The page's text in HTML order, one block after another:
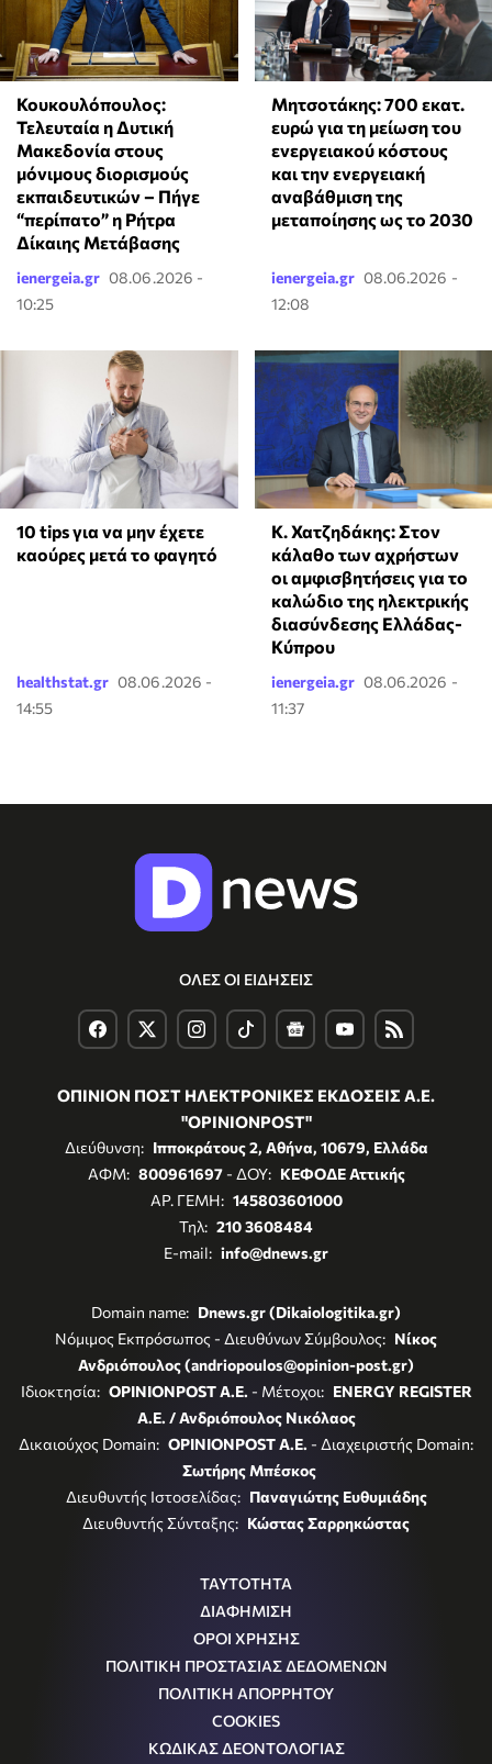
Κουκουλόπουλος:
Τελευταία η Δυτική
Μακεδονία στους
μόνιμους διορισμούς
εκπαιδευτικών – Πήγε
“περίπατο” η Ρήτρα
Δίκαιης Μετάβασης
ienergeia.gr 08.06.2026 -
10:25
Μητσοτάκης: 700 εκατ.
ευρώ για τη μείωση του
ενεργειακού κόστους
και την ενεργειακή
αναβάθμιση της
μεταποίησης ως το 2030
ienergeia.gr 08.06.2026 -
12:08
10 tips για να μην έχετε
καούρες μετά το φαγητό
healthstat.gr 08.06.2026 -
14:55
Κ. Χατζηδάκης: Στον
κάλαθο των αχρήστων
οι αμφισβητήσεις για το
καλώδιο της ηλεκτρικής
διασύνδεσης Ελλάδας-
Κύπρου
ienergeia.gr 08.06.2026 -
11:37
ΟΛΕΣ ΟΙ ΕΙΔΗΣΕΙΣ
ΟΠΙΝΙΟΝ ΠΟΣΤ ΗΛΕΚΤΡΟΝΙΚΕΣ ΕΚΔΟΣΕΙΣ Α.Ε.
"OPINIONPOST"
Διεύθυνση: Ιπποκράτους 2, Αθήνα, 10679, Ελλάδα
ΑΦΜ: 800961697- ΔΟΥ: ΚΕΦΟΔΕ Αττικής
ΑΡ. ΓΕΜΗ: 145803601000
Τηλ: 210 3608484
E-mail: info@dnews.gr
Domain name: Dnews.gr (Dikaiologitika.gr)
Νόμιμος Εκπρόσωπος - Διευθύνων Σύμβουλος: Νίκος
Ανδριόπουλος (andriopoulos@opinion-post.gr)
Ιδιοκτησία: OPINIONPOST A.E. - Μέτοχοι: ENERGY REGISTER
Α.Ε. / Ανδριόπουλος Νικόλαος
Δικαιούχος Domain: OPINIONPOST A.E. - Διαχειριστής Domain:
Σωτήρης Μπέσκος
Διευθυντής Ιστοσελίδας: Παναγιώτης Ευθυμιάδης
Διευθυντής Σύνταξης: Κώστας Σαρρηκώστας
ΤΑΥΤΟΤΗΤΑ
ΔΙΑΦΗΜΙΣΗ
ΟΡΟΙ ΧΡΗΣΗΣ
ΠΟΛΙΤΙΚΗ ΠΡΟΣΤΑΣΙΑΣ ΔΕΔΟΜΕΝΩΝ
ΠΟΛΙΤΙΚΗ ΑΠΟΡΡΗΤΟΥ
COOKIES
ΚΩΔΙΚΑΣ ΔΕΟΝΤΟΛΟΓΙΑΣ